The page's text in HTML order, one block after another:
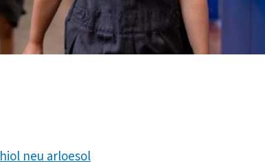
neu arloesol